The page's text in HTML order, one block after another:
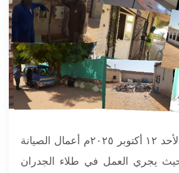
تواصلت اليوم الأحد ١٢ أكتوبر ٢٠٢٥م أعمال الصيانة
حيث يجري العمل في طلاء الجدران